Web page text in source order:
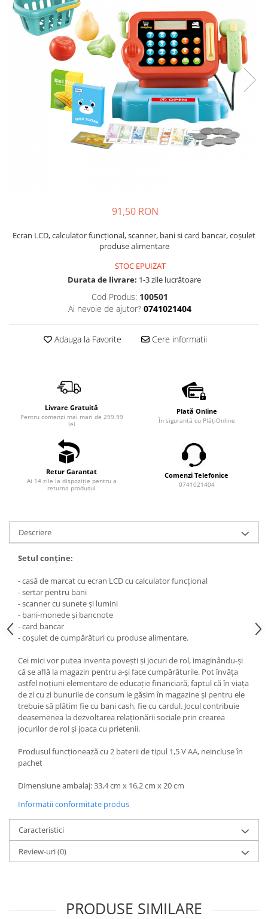
Usborne
91,50 RON
Ecran LCD, calculator funcţional, scanner, bani si card bancar, coşulet
produse alimentare
STOC EPUIZAT
Durata de livrare: 1-3 zile lucrătoare
Cod Produs: 100501
Ai nevoie de ajutor? 0741021404
Adauga la Favorite Cere informatii
Livrare Gratuită
Pentru comenzi mai mari de 299.99
lei
Plată Online
În sigurantă cu PlățiOnline
Retur Garantat
Ai 14 zile la dispoziție pentru a
returna produsul
Comenzi Telefonice
0741021404
Descriere
Setul conţine:
- casă de marcat cu ecran LCD cu calculator funcţional
- sertar pentru bani
- scanner cu sunete şi lumini
- bani-monede şi bancnote
- card bancar
- coşulet de cumpărături cu produse alimentare.
Cei mici vor putea inventa poveşti şi jocuri de rol, imaginându-şi
că se află la magazin pentru a-şi face cumpărăturile. Pot învăţa
astfel noţiuni elementare de educaţie financiară, faptul că în viaţa
de zi cu zi bunurile de consum le găsim în magazine şi pentru ele
trebuie să plătim fie cu bani cash, fie cu cardul. Jocul contribuie
deasemenea la dezvoltarea relaţionării sociale prin crearea
jocurilor de rol şi joaca cu prietenii.
Produsul funcţionează cu 2 baterii de tipul 1,5 V AA, neincluse în
pachet
Dimensiune ambalaj: 33,4 cm x 16,2 cm x 20 cm
Informatii conformitate produs
Caracteristici
Review-uri(0)
PRODUSE SIMILARE